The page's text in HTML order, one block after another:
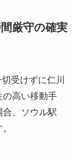
間厳守の確実
受けずに仁川
の高い移動手
、ソウル駅